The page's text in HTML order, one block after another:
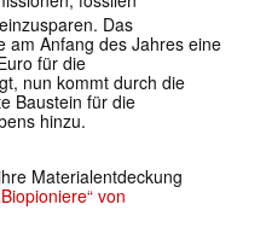
Das
am Anfang des Jahres eine
für die
nun kommt durch die
Baustein für die
hinzu.
Materialentdeckung
von